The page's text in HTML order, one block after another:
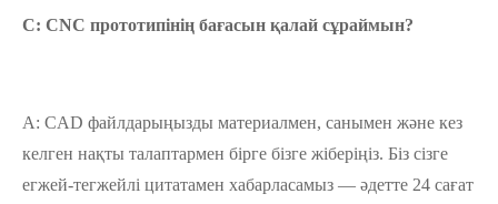
С: CNC прототипінің бағасын қалай сұраймын?
A: CAD файлдарыңызды материалмен, санымен және кез
келген нақты талаптармен бірге бізге жіберіңіз. Біз сізге
егжей-тегжейлі цитатамен хабарласамыз — әдетте 24 сағат